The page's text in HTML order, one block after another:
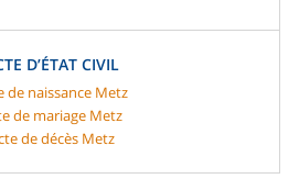
D’ÉTAT CIVIL
de naissance Metz
de mariage Metz
de décès Metz